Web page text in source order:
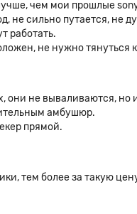
чем мои прошлые
не сильно путается, не
работать.
не нужно тянуться
они не вываливаются, но
амбушюр.
прямой.
тем более за такую